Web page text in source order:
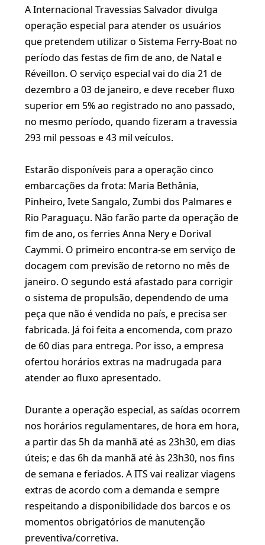
A Internacional Travessias Salvador divulga
operação especial para atender os usuários
que pretendem utilizar o Sistema Ferry-Boat no
período das festas de fim de ano, de Natal e
Réveillon. O serviço especial vai do dia 21 de
dezembro a 03 de janeiro, e deve receber fluxo
superior em 5% ao registrado no ano passado,
no mesmo período, quando fizeram a travessia
293 mil pessoas e 43 mil veículos.
Estarão disponíveis para a operação cinco
embarcações da frota: Maria Bethânia,
Pinheiro, Ivete Sangalo, Zumbi dos Palmares e
Rio Paraguaçu. Não farão parte da operação de
fim de ano, os ferries Anna Nery e Dorival
Caymmi. O primeiro encontra-se em serviço de
docagem com previsão de retorno no mês de
janeiro. O segundo está afastado para corrigir
o sistema de propulsão, dependendo de uma
peça que não é vendida no país, e precisa ser
fabricada. Já foi feita a encomenda, com prazo
de 60 dias para entrega. Por isso, a empresa
ofertou horários extras na madrugada para
atender ao fluxo apresentado.
Durante a operação especial, as saídas ocorrem
nos horários regulamentares, de hora em hora,
a partir das 5h da manhã até as 23h30, em dias
úteis; e das 6h da manhã até às 23h30, nos fins
de semana e feriados. A ITS vai realizar viagens
extras de acordo com a demanda e sempre
respeitando a disponibilidade dos barcos e os
momentos obrigatórios de manutenção
preventiva/corretiva.